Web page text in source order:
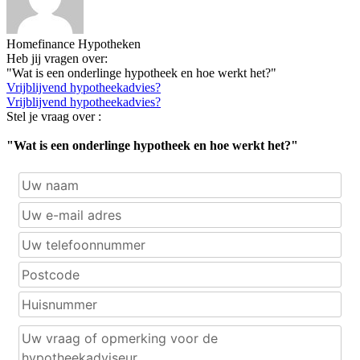
Homefinance Hypotheken
Heb jij vragen over:
"Wat is een onderlinge hypotheek en hoe werkt het?"
Vrijblijvend hypotheekadvies?
Vrijblijvend hypotheekadvies?
Stel je vraag over :
"Wat is een onderlinge hypotheek en hoe werkt het?"